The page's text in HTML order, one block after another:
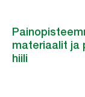
materiaalit ja
hiili